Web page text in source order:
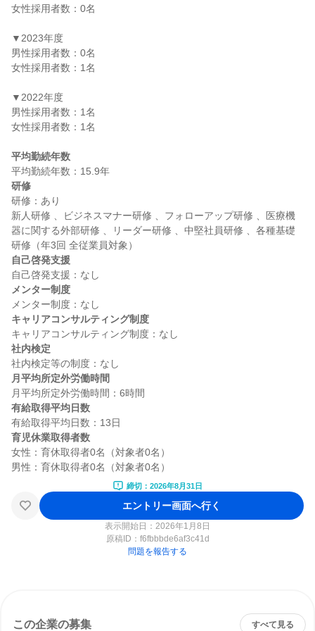
女性採用者数：0名
▼2023年度
男性採用者数：0名
女性採用者数：1名
▼2022年度
男性採用者数：1名
女性採用者数：1名
平均勤続年数
研修
研修：あり
新人研修 、ビジネスマナー研修 、フォローアップ研修 、医療機
器に関する外部研修 、リーダー研修 、中堅社員研修 、各種基礎
自己啓発支援
メンター制度
キャリアコンサルティング制度
社内検定
月平均所定外労働時間
有給取得平均日数
育児休業取得者数
女性：育休取得者0名（対象者0名）
締切：2026年8月31日
エントリー画面へ行く
表示開始日：2026年1月8日
原稿ID： f6fbbbde6af3c41d
問題を報告する
この企業の募集 すべて見る